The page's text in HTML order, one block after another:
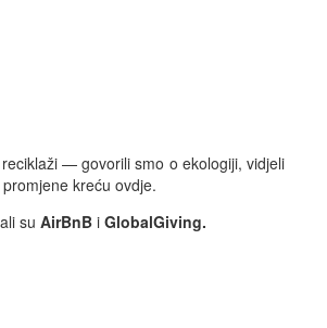
— govorili smo o ekologiji, vidjeli
kreću ovdje.
su AirBnB i GlobalGiving.